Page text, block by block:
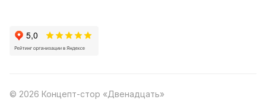
© 2026 Концепт-стор «Двенадцать»